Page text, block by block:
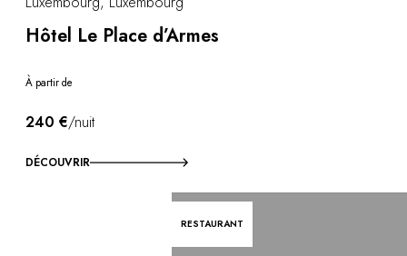
MAGAZINE
NOS ENGAGEMENTS
Hôtel Le Place d’Armes
À partir de
240 €/nuit
DÉCOUVRIR
RESTAURANT